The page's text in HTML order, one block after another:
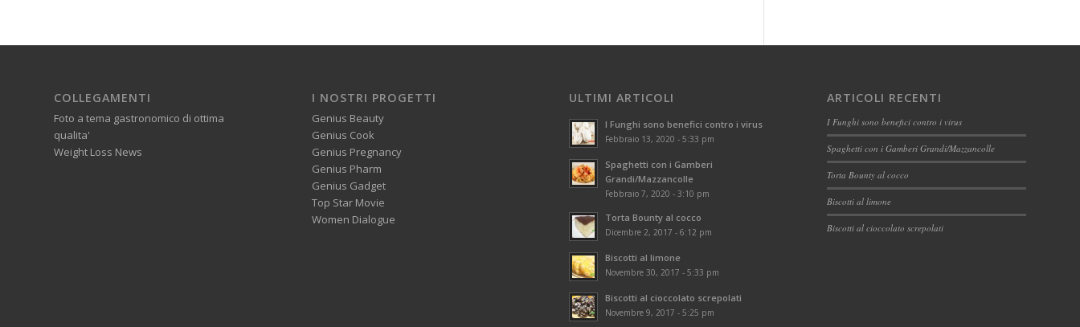
COLLEGAMENTI
Foto a tema gastronomico di ottima
qualita'
Weight Loss News
I NOSTRI PROGETTI
Genius Beauty
Genius Cook
Genius Pregnancy
Genius Pharm
Genius Gadget
Top Star Movie
Women Dialogue
ULTIMI ARTICOLI
I Funghi sono benefici contro i virus
Febbraio 13, 2020 - 5:33 pm
Spaghetti con i Gamberi
Grandi/Mazzancolle
Febbraio 7, 2020 - 3:10 pm
Torta Bounty al cocco
Dicembre 2, 2017 - 6:12 pm
Biscotti al limone
Novembre 30, 2017 - 5:33 pm
Biscotti al cioccolato screpolati
Novembre 9, 2017 - 5:25 pm
ARTICOLI RECENTI
I Funghi sono benefici contro i virus
Spaghetti con i Gamberi Grandi/Mazzancolle
Torta Bounty al cocco
Biscotti al limone
Biscotti al cioccolato screpolati